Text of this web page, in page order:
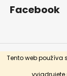
Tento web používa
O
o
r
Facebook